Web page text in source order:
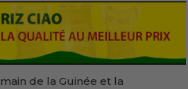
de la Guinée et la